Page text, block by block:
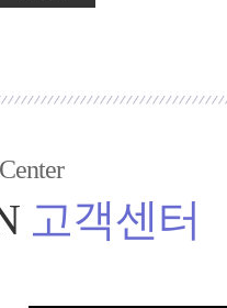
고객센터